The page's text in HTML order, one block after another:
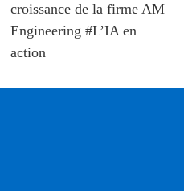
croissance de la firme AM
Engineering #L’IA en
action